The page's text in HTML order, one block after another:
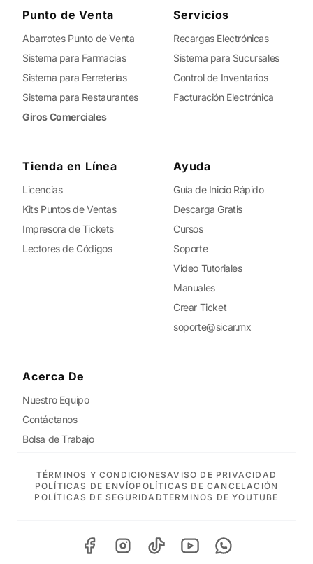
Punto de Venta
Abarrotes Punto de Venta
Sistema para Farmacias
Sistema para Ferreterías
Sistema para Restaurantes
Giros Comerciales
Servicios
Recargas Electrónicas
Sistema para Sucursales
Control de Inventarios
Facturación Electrónica
Tienda en Línea
Licencias
Kits Puntos de Ventas
Impresora de Tickets
Lectores de Códigos
Ayuda
Guía de Inicio Rápido
Descarga Gratis
Cursos
Soporte
Video Tutoriales
Manuales
Crear Ticket
soporte@sicar.mx
Acerca De
Nuestro Equipo
Contáctanos
Bolsa de Trabajo
TÉRMINOS Y CONDICIONESAVISO DE PRIVACIDAD
POLÍTICAS DE ENVÍOPOLÍTICAS DE CANCELACIÓN
POLÍTICAS DE SEGURIDADTERMINOS DE YOUTUBE